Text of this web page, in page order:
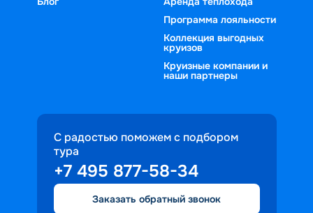
Программа лояльности
Коллекция выгодных
круизов
Круизные компании и
наши партнеры
С радостью поможем с подбором
тура
+7 495 877-58-34
Заказать обратный звонок